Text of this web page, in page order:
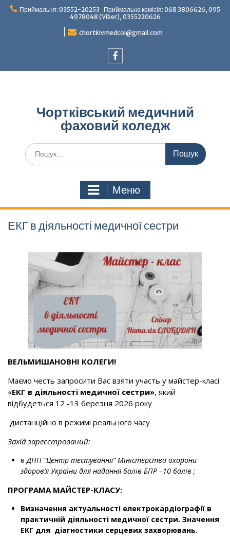
ПерейтиПриймальня: 03552-20253 Приймальна комісія: 068 3806626, 095
4978048 (Viber), 0355220626
chortkivmedcol@gmail.com
Чортківський медичний
фаховий коледж
Шукати:
Меню
ЕКГ в діяльності медичної сестри
ВЕЛЬМИШАНОВНІ КОЛЕГИ!
Маємо честь запросити Вас взяти участь у майстер-класі
«ЕКГ в діяльності медичної сестри», який
відбудеться 12 -13 березня 2026 року
дистанційно в режимі реального часу
Захід зареєстрований:
в ДНП “Центр тестування” Міністерства охорони
здоров’я України для надання балів БПР –10 балів ;
ПРОГРАМА МАЙСТЕР-КЛАСУ:
Визначення актуальності електрокардіографії в
практичній діяльності медичної сестри. Значення
ЕКГ для діагностики серцевих захворювань.